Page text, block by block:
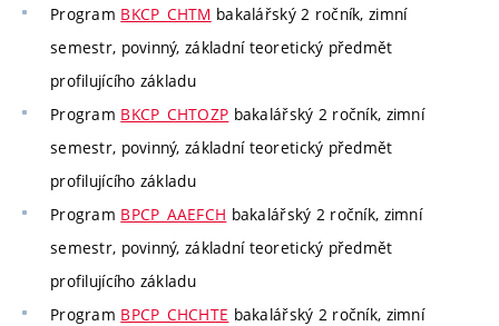
Program BKCP_CHTM bakalářský 2 ročník, zimní
semestr, povinný, základní teoretický předmět
profilujícího základu
Program BKCP_CHTOZP bakalářský 2 ročník, zimní
semestr, povinný, základní teoretický předmět
profilujícího základu
Program BPCP_AAEFCH bakalářský 2 ročník, zimní
semestr, povinný, základní teoretický předmět
profilujícího základu
Program BPCP_CHCHTE bakalářský 2 ročník, zimní